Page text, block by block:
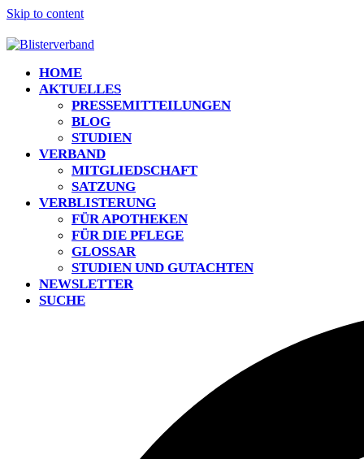
Skip to content
HOME
AKTUELLES
PRESSEMITTEILUNGEN
BLOG
STUDIEN
VERBAND
MITGLIEDSCHAFT
SATZUNG
VERBLISTERUNG
FÜR APOTHEKEN
FÜR DIE PFLEGE
GLOSSAR
STUDIEN UND GUTACHTEN
NEWSLETTER
SUCHE